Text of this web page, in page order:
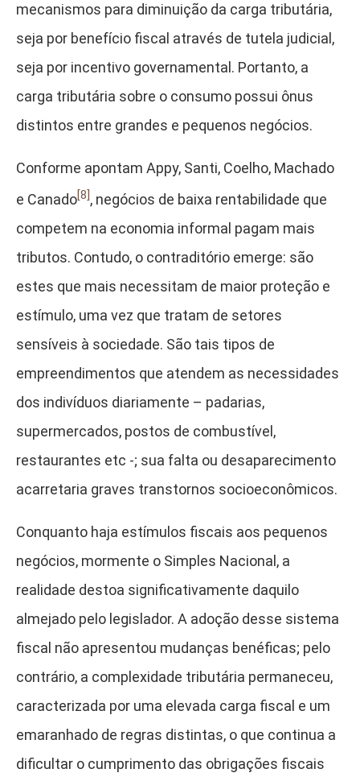
mecanismos para diminuição da carga tributária,
seja por benefício fiscal através de tutela judicial,
seja por incentivo governamental. Portanto, a
carga tributária sobre o consumo possui ônus
distintos entre grandes e pequenos negócios.
Conforme apontam Appy, Santi, Coelho, Machado
e Canado[8], negócios de baixa rentabilidade que
competem na economia informal pagam mais
tributos. Contudo, o contraditório emerge: são
estes que mais necessitam de maior proteção e
estímulo, uma vez que tratam de setores
sensíveis à sociedade. São tais tipos de
empreendimentos que atendem as necessidades
dos indivíduos diariamente – padarias,
supermercados, postos de combustível,
restaurantes etc -; sua falta ou desaparecimento
acarretaria graves transtornos socioeconômicos.
Conquanto haja estímulos fiscais aos pequenos
negócios, mormente o Simples Nacional, a
realidade destoa significativamente daquilo
almejado pelo legislador. A adoção desse sistema
fiscal não apresentou mudanças benéficas; pelo
contrário, a complexidade tributária permaneceu,
caracterizada por uma elevada carga fiscal e um
emaranhado de regras distintas, o que continua a
dificultar o cumprimento das obrigações fiscais